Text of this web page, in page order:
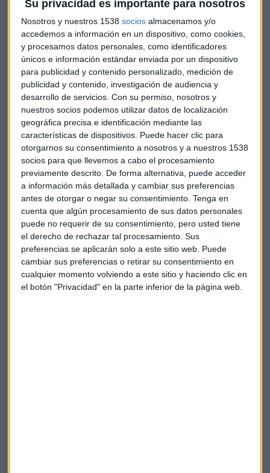
Su privacidad es importante para nosotros
Nosotros y nuestros 1538 socios almacenamos y/o
accedemos a información en un dispositivo, como cookies,
y procesamos datos personales, como identificadores
únicos e información estándar enviada por un dispositivo
para publicidad y contenido personalizado, medición de
publicidad y contenido, investigación de audiencia y
desarrollo de servicios. Con su permiso, nosotros y
nuestros socios podemos utilizar datos de localización
geográfica precisa e identificación mediante las
características de dispositivos. Puede hacer clic para
otorgarnos su consentimiento a nosotros y a nuestros 1538
socios para que llevemos a cabo el procesamiento
previamente descrito. De forma alternativa, puede acceder
a información más detallada y cambiar sus preferencias
antes de otorgar o negar su consentimiento. Tenga en
cuenta que algún procesamiento de sus datos personales
puede no requerir de su consentimiento, pero usted tiene
el derecho de rechazar tal procesamiento. Sus
preferencias se aplicarán solo a este sitio web. Puede
cambiar sus preferencias o retirar su consentimiento en
cualquier momento volviendo a este sitio y haciendo clic en
el botón "Privacidad" en la parte inferior de la página web.
Queriamos saber que le falta a nuestra universidad para
formar los estudiantes del futuro y cómo podemos
prepararlos para los empleos emergentes. A este respecto la
rectora de la UAX valoró como el sistema universitario
español es reconocido internacionalmente por su prestigio
y manifestó que "los procesos de aseguramiento de la
calidad van con un cierto decalaje. Hay que combinar dos
velocidades: una formación mas estructural y a la vez
añadir los elementos que exigen los empleadores".
Las vocaciones STEM están decayendo y
debemos trabajar en ello
En materia de inteligencia artificial opinaIsabel
Fernándezque dicha tecnologia va a crecer en
teleservicios de salud, teleasistencia y personalización de
servicios médicos y por otra parte se va a producir una
transformación en la forma en la que aprendemos y
apostilló "tenemos que tener tecnologías adecuadas para
transformarnos".